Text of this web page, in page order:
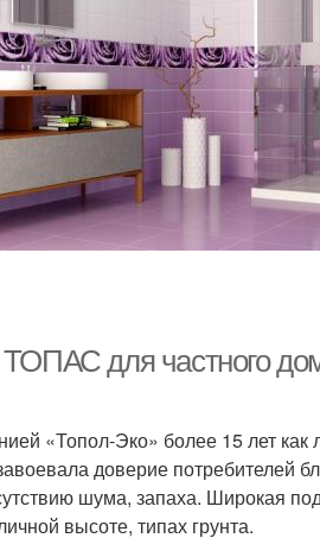
ТОПАС для частного
«Топол-Эко» более 15 лет как
доверие потребителей
шума, запаха. Широкая
высоте, типах грунта.